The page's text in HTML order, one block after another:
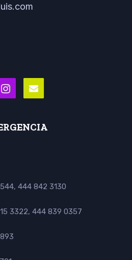
444 842 3130
3322, 444 839 0357